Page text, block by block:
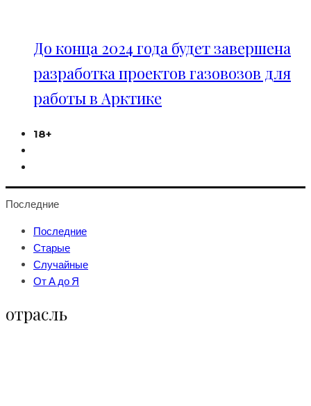
До конца 2024 года будет завершена
разработка проектов газовозов для
работы в Арктике
18+
Последние
Последние
Старые
Случайные
От А до Я
отрасль